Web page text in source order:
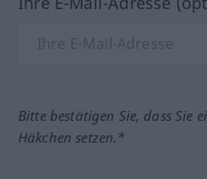
Bitte bestätigen Sie, dass Sie
Häkchen setzen.*